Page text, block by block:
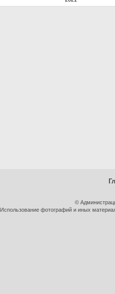
©
Использование фотографий и иных